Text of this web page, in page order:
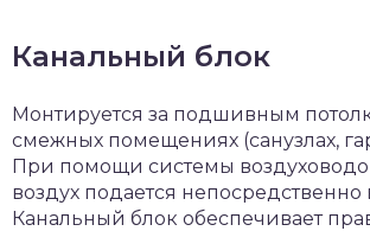
Канальный блок
Монтируется за подшивным
смежных помещениях (санузлах,
При помощи системы
воздух подается
Канальный блок обеспечивает